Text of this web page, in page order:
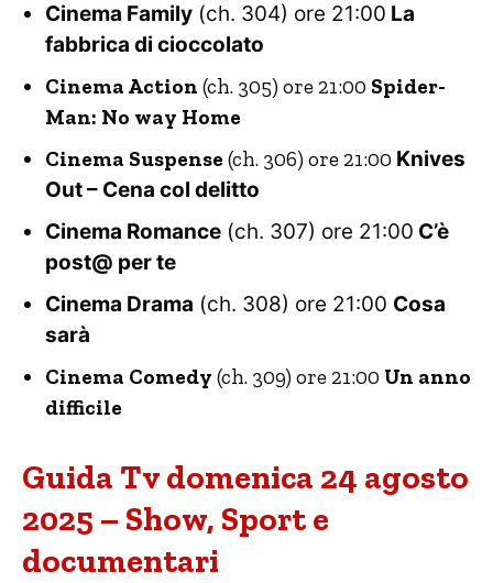
Cinema Family (ch. 304) ore 21:00 La
fabbrica di cioccolato
Cinema Action (ch. 305) ore 21:00 Spider-
Man: No way Home
Cinema Suspense (ch. 306) ore 21:00 Knives
Out – Cena col delitto
Cinema Romance (ch. 307) ore 21:00 C’è
post@ per te
Cinema Drama (ch. 308) ore 21:00 Cosa
sarà
Cinema Comedy (ch. 309) ore 21:00 Un anno
difficile
Guida Tv domenica 24 agosto
2025 – Show, Sport e
documentari